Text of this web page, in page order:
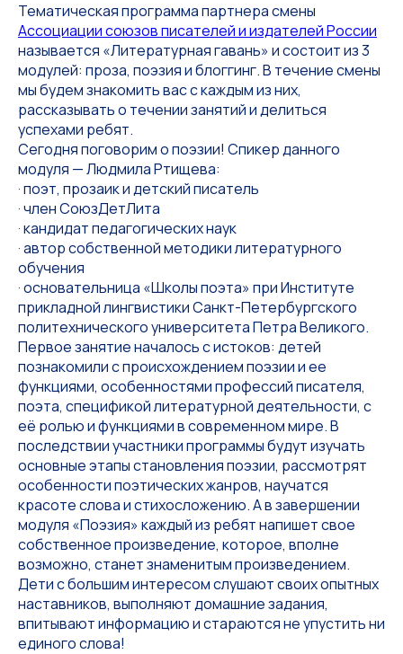
Тематическая программа партнера смены
Ассоциации союзов писателей и издателей России
называется «Литературная гавань» и состоит из 3
модулей: проза, поэзия и блоггинг. В течение смены
мы будем знакомить вас с каждым из них,
рассказывать о течении занятий и делиться
успехами ребят.
Сегодня поговорим о поэзии! Спикер данного
модуля — Людмила Ртищева:
· поэт, прозаик и детский писатель
· член СоюзДетЛита
· кандидат педагогических наук
· автор собственной методики литературного
обучения
· основательница «Школы поэта» при Институте
прикладной лингвистики Санкт-Петербургского
политехнического университета Петра Великого.
Первое занятие началось с истоков: детей
познакомили с происхождением поэзии и ее
функциями, особенностями профессий писателя,
поэта, спецификой литературной деятельности, с
её ролью и функциями в современном мире. В
последствии участники программы будут изучать
основные этапы становления поэзии, рассмотрят
особенности поэтических жанров, научатся
красоте слова и стихосложению. А в завершении
модуля «Поэзия» каждый из ребят напишет свое
собственное произведение, которое, вполне
возможно, станет знаменитым произведением.
Дети с большим интересом слушают своих опытных
наставников, выполняют домашние задания,
впитывают информацию и стараются не упустить ни
единого слова!